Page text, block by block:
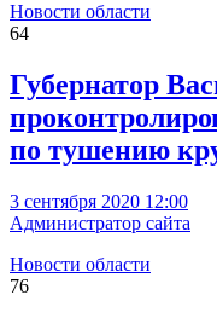
Новости области
64
Губернатор
по тушению
3 сентября 2020 12:00
Администратор сайта
Новости области
76